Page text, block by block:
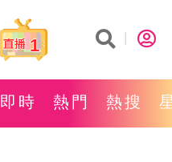
1
即時 熱門 熱搜